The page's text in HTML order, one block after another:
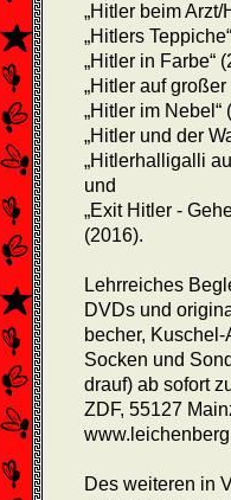
„Hitler beim
„Hitlers
„Hitler in Farbe“
„Hitler auf großer
„Hitler im Nebel“
„Hitler und der
„Hitlerhalligalli
und
„Exit Hitler -
(2016).
Lehrreiches
DVDs und
becher,
Socken und
drauf) ab sofort
ZDF, 55127
Des weiteren in